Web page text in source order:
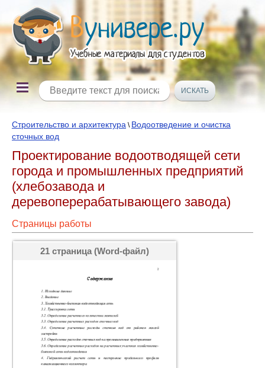
Строительство и архитектура \ Водоотведение и очистка
сточных вод
Проектирование водоотводящей сети
города и промышленных предприятий
(хлебозавода и
деревоперерабатывающего завода)
Страницы работы
21 страница (Word-файл)